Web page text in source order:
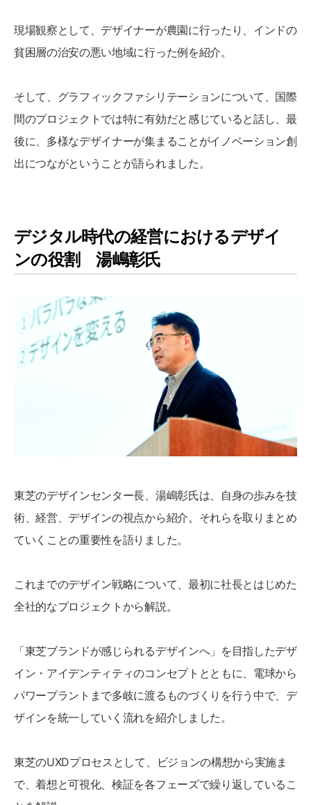
現場観察として、デザイナーが農園に行ったり、インドの
貧困層の治安の悪い地域に行った例を紹介。
そして、グラフィックファシリテーションについて、国際
間のプロジェクトでは特に有効だと感じていると話し、最
後に、多様なデザイナーが集まることがイノベーション創
出につながということが語られました。
デジタル時代の経営におけるデザイ
ンの役割 湯嶋彰氏
東芝のデザインセンター長、湯嶋彰氏は、自身の歩みを技
術、経営、デザインの視点から紹介。それらを取りまとめ
ていくことの重要性を語りました。
これまでのデザイン戦略について、最初に社長とはじめた
全社的なプロジェクトから解説。
「東芝ブランドが感じられるデザインへ」を目指したデザ
イン・アイデンティティのコンセプトとともに、電球から
パワープラントまで多岐に渡るものづくりを行う中で、デ
ザインを統一していく流れを紹介しました。
東芝のUXDプロセスとして、ビジョンの構想から実施ま
で、着想と可視化、検証を各フェーズで繰り返しているこ